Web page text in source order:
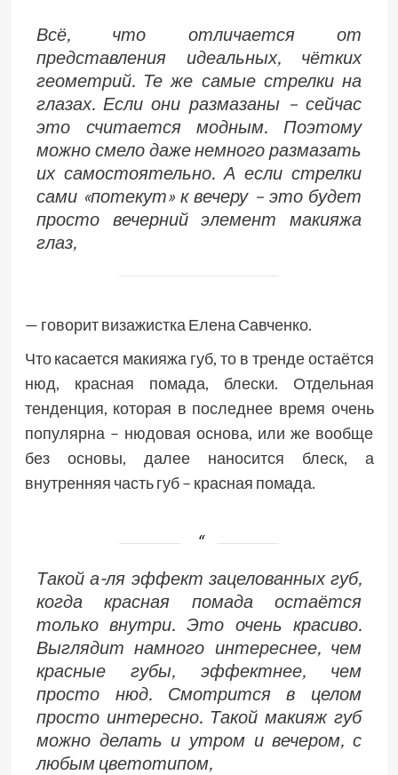
Всё, что отличается от
представления идеальных, чётких
геометрий. Те же самые стрелки на
глазах. Если они размазаны – сейчас
это считается модным. Поэтому
можно смело даже немного размазать
их самостоятельно. А если стрелки
сами «потекут» к вечеру – это будет
просто вечерний элемент макияжа
глаз,
— говорит визажистка Елена Савченко.
Что касается макияжа губ, то в тренде остаётся
нюд, красная помада, блески. Отдельная
тенденция, которая в последнее время очень
популярна – нюдовая основа, или же вообще
без основы, далее наносится блеск, а
внутренняя часть губ – красная помада.
Такой а-ля эффект зацелованных губ,
когда красная помада остаётся
только внутри. Это очень красиво.
Выглядит намного интереснее, чем
красные губы, эффектнее, чем
просто нюд. Смотрится в целом
просто интересно. Такой макияж губ
можно делать и утром и вечером, с
любым цветотипом,